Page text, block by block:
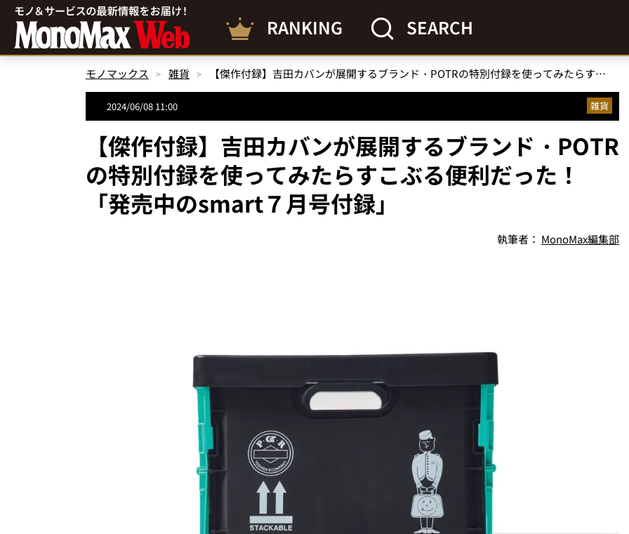
RANKING SEARCH
モノマックス 雑貨 【傑作付録】吉田カバンが展開するブランド・POTRの特別付録を使ってみたらすこぶる便利だった！「発売中のsmart７月号付録」
2024/06/08 11:00 雑貨
【傑作付録】吉田カバンが展開するブランド・POTR
の特別付録を使ってみたらすこぶる便利だった！
「発売中のsmart７月号付録」
執筆者： MonoMax編集部